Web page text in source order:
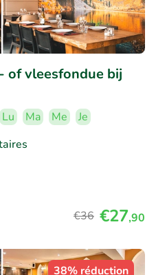
of vleesfondue bij
Lu Ma Me
Je
€36 €27,90
38% réduction